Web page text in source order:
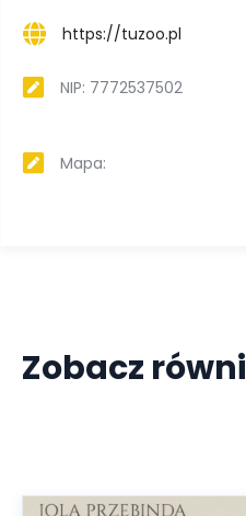
https://tuzoo.pl
NIP: 7772537502
Mapa:
Zobacz